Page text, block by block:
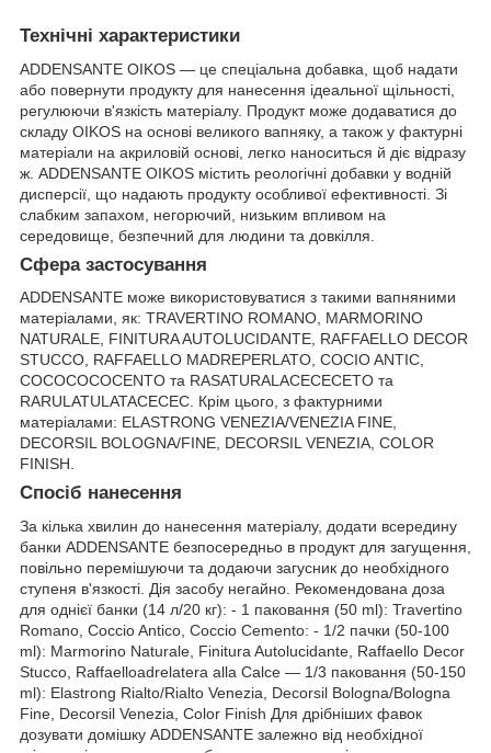
Технічні характеристики
ADDENSANTE OIKOS — це спеціальна добавка, щоб надати
або повернути продукту для нанесення ідеальної щільності,
регулюючи в'язкість матеріалу. Продукт може додаватися до
складу OIKOS на основі великого вапняку, а також у фактурні
матеріали на акриловій основі, легко наноситься й діє відразу
ж. ADDENSANTE OIKOS містить реологічні добавки у водній
дисперсії, що надають продукту особливої ефективності. Зі
слабким запахом, негорючий, низьким впливом на
середовище, безпечний для людини та довкілля.
Сфера застосування
ADDENSANTE може використовуватися з такими вапняними
матеріалами, як: TRAVERTINO ROMANO, MARMORINO
NATURALE, FINITURA AUTOLUCIDANTE, RAFFAELLO DECOR
STUCCO, RAFFAELLO MADREPERLATO, COCIO ANTIC,
COCOCOCOCENTO та RASATURALACECECETO та
RARULATULATACECEC. Крім цього, з фактурними
матеріалами: ELASTRONG VENEZIA/VENEZIA FINE,
DECORSIL BOLOGNA/FINE, DECORSIL VENEZIA, COLOR
FINISH.
Спосіб нанесення
За кілька хвилин до нанесення матеріалу, додати всередину
банки ADDENSANTE безпосередньо в продукт для загущення,
повільно перемішуючи та додаючи загусник до необхідного
ступеня в'язкості. Дія засобу негайно. Рекомендована доза
для однієї банки (14 л/20 кг): - 1 паковання (50 ml): Travertino
Romano, Coccio Antico, Coccio Cemento: - 1/2 пачки (50-100
ml): Marmorino Naturale, Finitura Autolucidante, Raffaello Decor
Stucco, Raffaelloadrelatera alla Calce — 1/3 паковання (50-150
ml): Elastrong Rialto/Rialto Venezia, Decorsil Bologna/Bologna
Fine, Decorsil Venezia, Color Finish Для дрібніших фавок
дозувати домішку ADDENSANTE залежно від необхідної